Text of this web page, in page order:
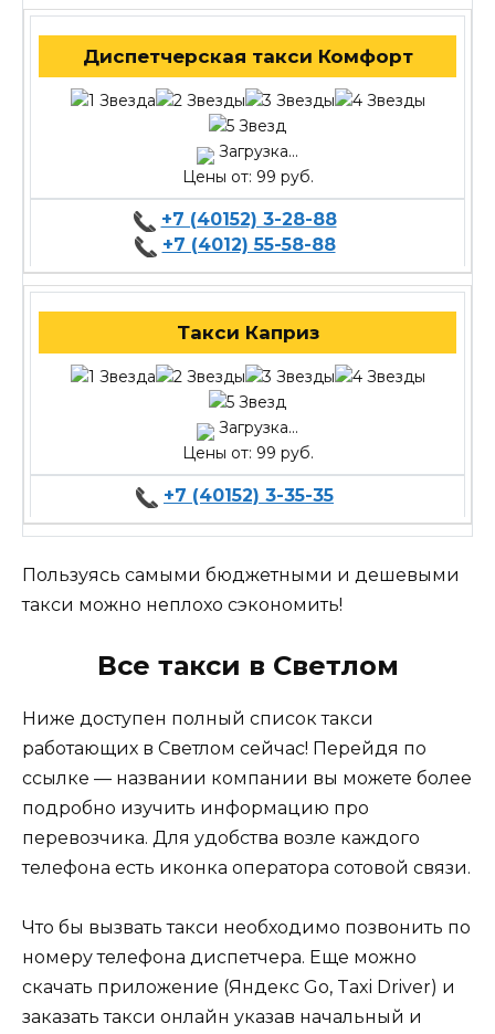
Диспетчерская такси Комфорт
Загрузка...
Цены от: 99 руб.
+7 (40152) 3-28-88
+7 (4012) 55-58-88
Такси Каприз
Загрузка...
Цены от: 99 руб.
+7 (40152) 3-35-35
Пользуясь самыми бюджетными и дешевыми
такси можно неплохо сэкономить!
Все такси в Светлом
Ниже доступен полный список такси
работающих в Светлом сейчас! Перейдя по
ссылке — названии компании вы можете более
подробно изучить информацию про
перевозчика. Для удобства возле каждого
телефона есть иконка оператора сотовой связи.
Что бы вызвать такси необходимо позвонить по
номеру телефона диспетчера. Еще можно
скачать приложение (Яндекс Go, Taxi Driver) и
заказать такси онлайн указав начальный и